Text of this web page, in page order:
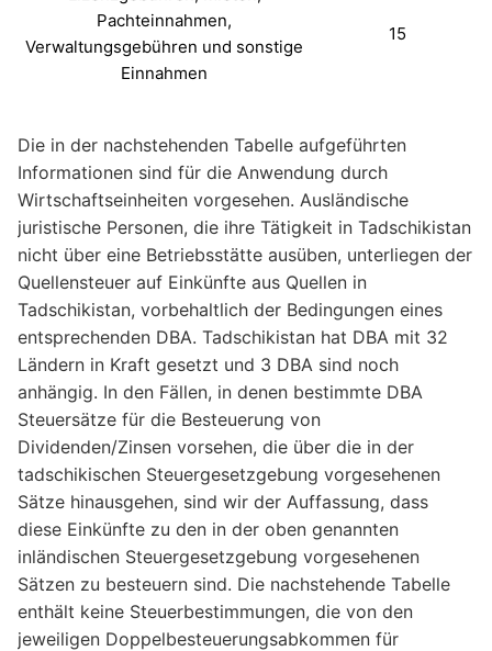
Pachteinnahmen,
Verwaltungsgebühren und sonstige
Einnahmen
15
Die in der nachstehenden Tabelle aufgeführten
Informationen sind für die Anwendung durch
Wirtschaftseinheiten vorgesehen. Ausländische
juristische Personen, die ihre Tätigkeit in Tadschikistan
nicht über eine Betriebsstätte ausüben, unterliegen der
Quellensteuer auf Einkünfte aus Quellen in
Tadschikistan, vorbehaltlich der Bedingungen eines
entsprechenden DBA. Tadschikistan hat DBA mit 32
Ländern in Kraft gesetzt und 3 DBA sind noch
anhängig. In den Fällen, in denen bestimmte DBA
Steuersätze für die Besteuerung von
Dividenden/Zinsen vorsehen, die über die in der
tadschikischen Steuergesetzgebung vorgesehenen
Sätze hinausgehen, sind wir der Auffassung, dass
diese Einkünfte zu den in der oben genannten
inländischen Steuergesetzgebung vorgesehenen
Sätzen zu besteuern sind. Die nachstehende Tabelle
enthält keine Steuerbestimmungen, die von den
jeweiligen Doppelbesteuerungsabkommen für